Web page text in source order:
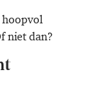
hoopvol
niet dan?